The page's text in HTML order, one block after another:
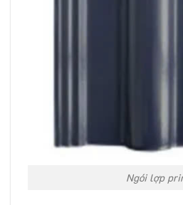
Ngói lợp